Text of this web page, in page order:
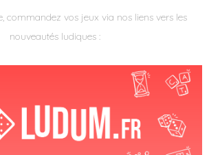
commandez vos jeux via nos liens vers les
nouveautés ludiques :